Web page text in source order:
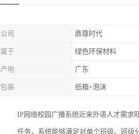
公司 鼎尊时代
属于 绿色环保材料
产地 广东
包装 纸箱+泡沫
IP网络校园广播系统近来外语人才需求
任务，系统能够满足对单个班级、班级